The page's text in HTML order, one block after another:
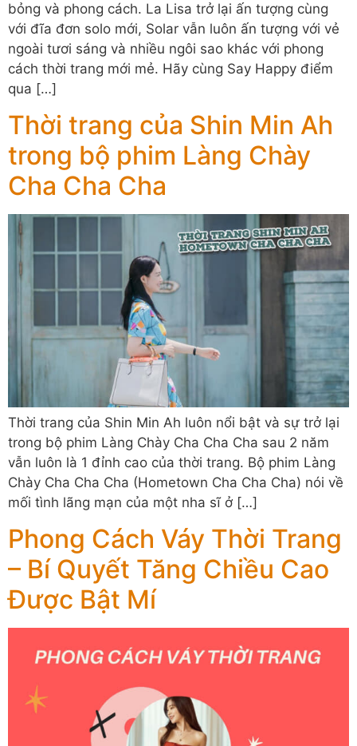
bỏng và phong cách. La Lisa trở lại ấn tượng cùng
với đĩa đơn solo mới, Solar vẫn luôn ấn tượng với vẻ
ngoài tươi sáng và nhiều ngôi sao khác với phong
cách thời trang mới mẻ. Hãy cùng Say Happy điểm
qua […]
Thời trang của Shin Min Ah
trong bộ phim Làng Chày
Cha Cha Cha
Thời trang của Shin Min Ah luôn nổi bật và sự trở lại
trong bộ phim Làng Chày Cha Cha Cha sau 2 năm
vẫn luôn là 1 đỉnh cao của thời trang. Bộ phim Làng
Chày Cha Cha Cha (Hometown Cha Cha Cha) nói về
mối tình lãng mạn của một nha sĩ ở […]
Phong Cách Váy Thời Trang
– Bí Quyết Tăng Chiều Cao
Được Bật Mí